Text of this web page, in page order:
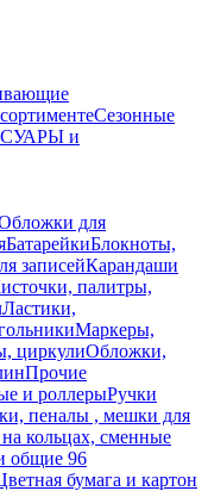
Сезонные
и
для
БатарейкиБлокноты,
записейКарандаши
палитры,
Ластики,
Маркеры,
циркулиОбложки,
Прочие
и роллерыРучки
пеналы , мешки для
кольцах, сменные
общие 96
бумага и картон